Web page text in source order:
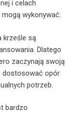
i celach
wykonywać:
krześle są
Dlatego
zaczynają swoją
dostosować opór
potrzeb.
bardzo